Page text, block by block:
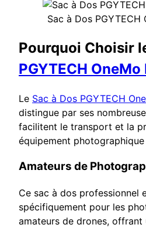
Sac à Dos PGYTECH
Pourquoi Choisir
PGYTECH
Le Sac à Dos PGYTECH
distingue par ses
facilitent le transport et la
équipement
Amateurs de
Ce sac à dos professionnel
spécifiquement pour les
amateurs de drones,